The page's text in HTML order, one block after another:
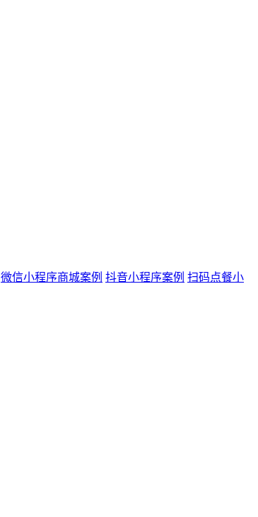
微信小程序商城案例 抖音小程序案例 扫码点餐小